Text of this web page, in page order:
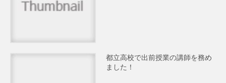
都立高校で出前授業の講師を務め
ました！